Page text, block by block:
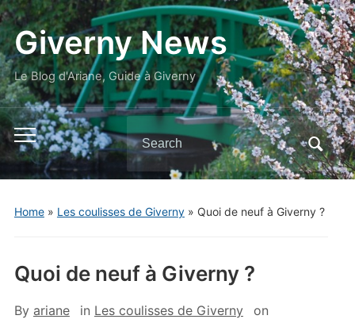
Giverny News
Le Blog d'Ariane, Guide à Giverny
Toggle
mobile
menu
Search
for:
Home» Les coulisses de Giverny» Quoi de neuf à Giverny ?
Quoi de neuf à Giverny ?
By ariane in Les coulisses de Giverny on